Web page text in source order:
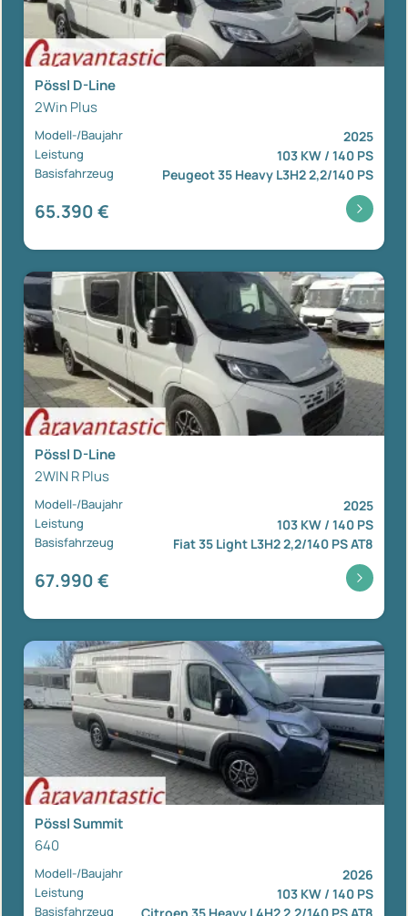
Pössl D-Line
2Win Plus
Modell-/Baujahr 2025
Leistung 103 KW / 140 PS
Basisfahrzeug Peugeot 35 Heavy L3H2 2,2/140 PS
65.390 €
Pössl D-Line
2WIN R Plus
Modell-/Baujahr 2025
Leistung 103 KW / 140 PS
Basisfahrzeug Fiat 35 Light L3H2 2,2/140 PS AT8
67.990 €
Pössl Summit
640
Modell-/Baujahr 2026
Leistung 103 KW / 140 PS
Basisfahrzeug Citroen 35 Heavy L4H2 2,2/140 PS AT8